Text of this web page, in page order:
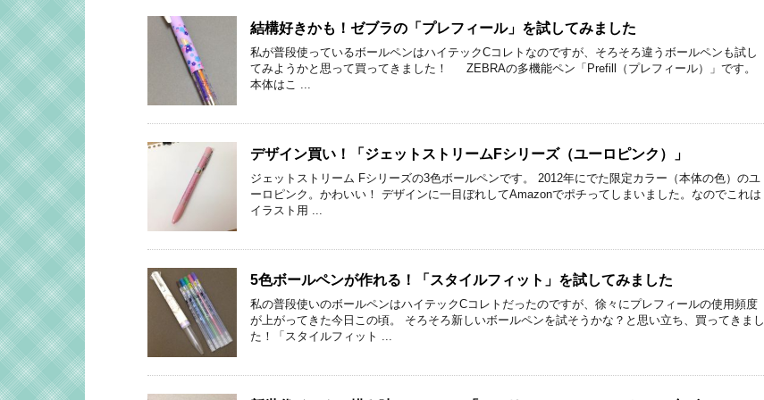
結構好きかも！ゼブラの「プレフィール」を試してみました
私が普段使っているボールペンはハイテックCコレトなのですが、そろそろ違うボールペンも試し
てみようかと思って買ってきました！ ZEBRAの多機能ペン「Prefill（プレフィール）」です。
本体はこ ...
デザイン買い！「ジェットストリームFシリーズ（ユーロピンク）」
ジェットストリーム Fシリーズの3色ボールペンです。 2012年にでた限定カラー（本体の色）のユ
ーロピンク。かわいい！ デザインに一目ぼれしてAmazonでポチってしまいました。なのでこれは
イラスト用 ...
5色ボールペンが作れる！「スタイルフィット」を試してみました
私の普段使いのボールペンはハイテックCコレトだったのですが、徐々にプレフィールの使用頻度
が上がってきた今日この頃。 そろそろ新しいボールペンを試そうかな？と思い立ち、買ってきまし
た！「スタイルフィット ...